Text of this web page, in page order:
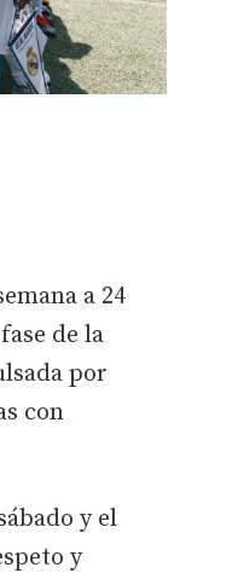
a 24
de la
por
con
y el
y